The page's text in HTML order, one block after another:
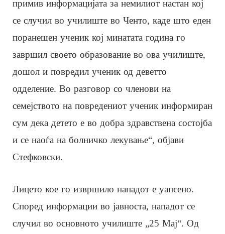
примив информацијата за немилиот настан кој
се случил во училиште во Ченто, каде што еден
поранешен ученик кој минатата година го
завршил своето образование во ова училиште,
дошол и повредил ученик од деветто
одделение. Во разговор со членови на
семејството на повредениот ученик информиран
сум дека детето е во добра здравствена состојба
и се наоѓа на болничко лекување“, објави
Стефковски.
Лицето кое го извршило нападот е уапсено.
Според информации во јавноста, нападот се
случил во основното училиште „25 Мај“. Од